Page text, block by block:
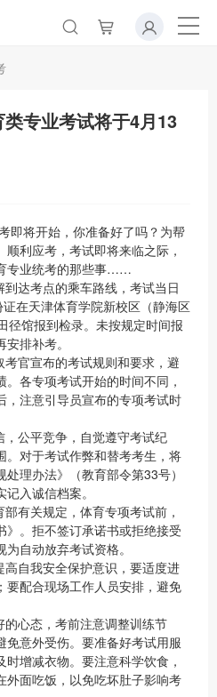
专业考试将于4月13
将开始，你准备好了吗？为帮
利应考，考试即将来临之际，
专业统考的那些事……
达考点的乘车路线，考试当日
在天津体育学院新校区（静海区
径馆报到检录。未按规定时间报
排补考。
官宣布的考试规则和要求，避
各专项考试开始的时间不同，
，注意引导员宣布的专项考试时
公平竞争，自觉遵守考试纪
。对于考试作弊和替考考生，将
理办法》（教育部令第33号）
入诚信档案。
有关规定，体育专项考试前，
。拒不签订承诺书或拒绝接受
自动放弃考试资格。
自我安全保护意识，要适度进
要配合现场工作人员安排，避免
心态，考前注意调整训练节
意外受伤。要准备好考试用服
增减衣物。要注意科学饮食，
外面吃饭，以免吃坏肚子影响考